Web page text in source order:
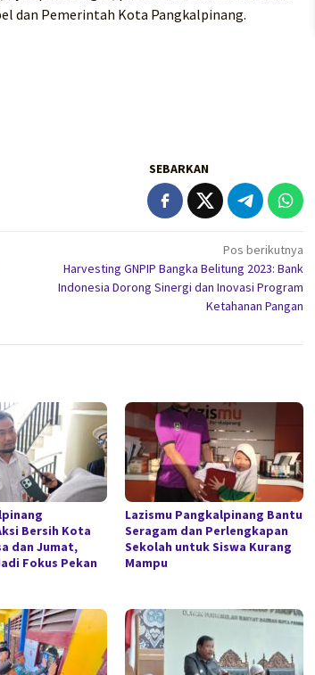
dan Pemerintah Kota Pangkalpinang.
SEBARKAN
Pos berikutnya
Harvesting GNPIP Bangka Belitung 2023: Bank
Indonesia Dorong Sinergi dan Inovasi Program
Ketahanan Pangan
Bersih Kota
dan Jumat,
Fokus Pekan
Lazismu Pangkalpinang Bantu
Seragam dan Perlengkapan
Sekolah untuk Siswa Kurang
Mampu